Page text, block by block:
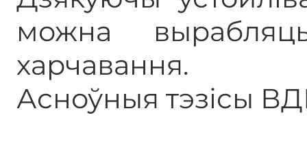
можна
харчавання.
Асноўныя тэзісы